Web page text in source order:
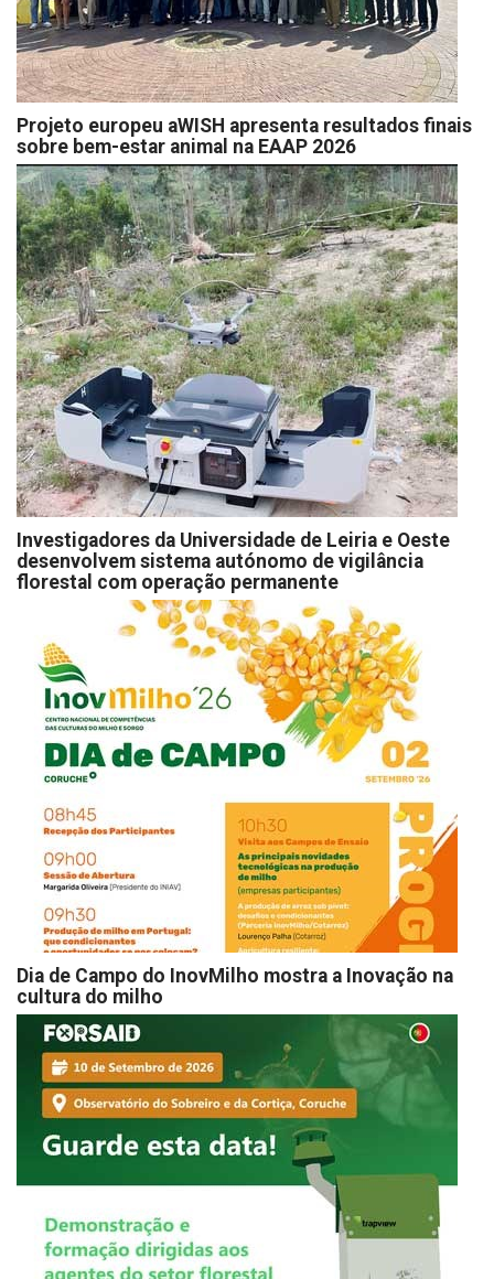
Projeto europeu aWISH apresenta resultados finais
sobre bem-estar animal na EAAP 2026
Investigadores da Universidade de Leiria e Oeste
desenvolvem sistema autónomo de vigilância
florestal com operação permanente
Dia de Campo do InovMilho mostra a Inovação na
cultura do milho